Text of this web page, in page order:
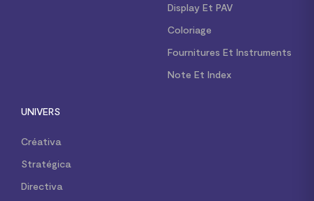
Display Et PAV
Coloriage
Fournitures Et Instruments
Note Et Index
UNIVERS
Créativa
Stratégica
Directiva